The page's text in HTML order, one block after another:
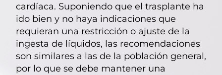
cardíaca. Suponiendo que el trasplante ha
ido bien y no haya indicaciones que
requieran una restricción o ajuste de la
ingesta de líquidos, las recomendaciones
son similares a las de la población general,
por lo que se debe mantener una